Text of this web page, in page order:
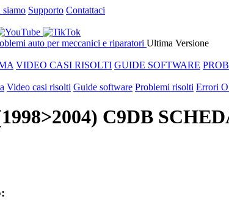
siamo Supporto Contattaci
Ultima Versione
VIDEO CASI RISOLTI GUIDE SOFTWARE
Video casi risolti Guide software Problemi risolti Errori
C9DB